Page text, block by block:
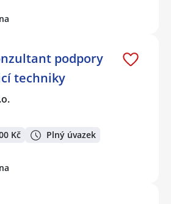
podpory
techniky
Kč Plný úvazek